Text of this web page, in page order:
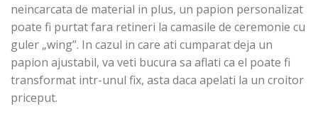
neincarcata de material in plus, un papion personalizat
poate fi purtat fara retineri la camasile de ceremonie cu
guler „wing”. In cazul in care ati cumparat deja un
papion ajustabil, va veti bucura sa aflati ca el poate fi
transformat intr-unul fix, asta daca apelati la un croitor
priceput.